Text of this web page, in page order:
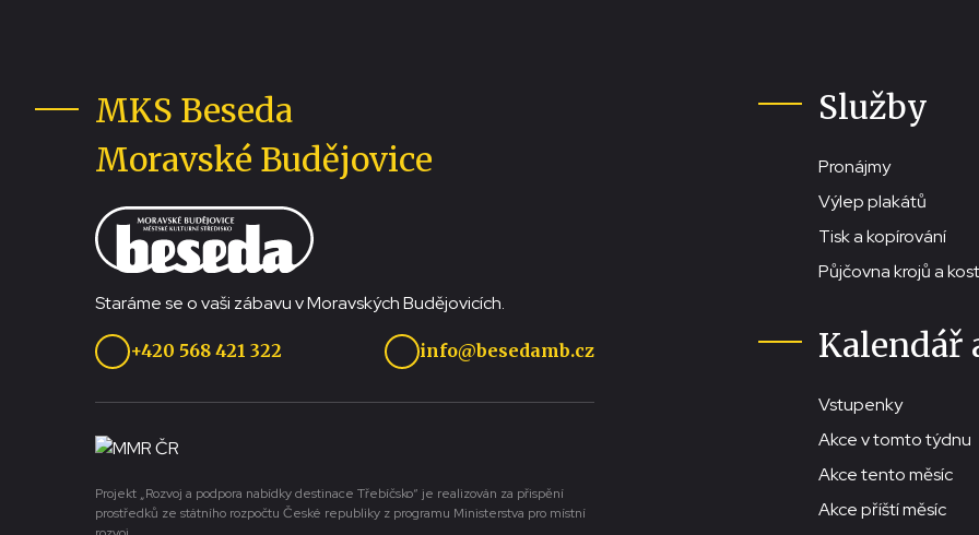
MKS Beseda
Moravské Budějovice
Staráme se o vaši zábavu v Moravských Budějovicích.
+420 568 421 322 info@besedamb.cz
Projekt „Rozvoj a podpora nabídky destinace Třebíčsko“ je realizován za přispění
prostředků ze státního rozpočtu České republiky z programu Ministerstva pro místní
Služby
Pronájmy
Výlep plakátů
Tisk a kopírování
Půjčovna krojů a
Kalendář
Vstupenky
Akce v tomto týdnu
Akce tento měsíc
Akce příští měsíc